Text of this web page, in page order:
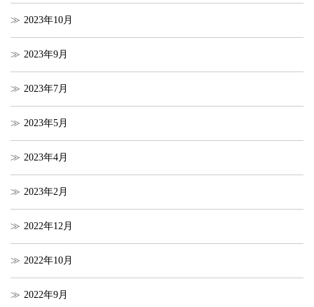
2023年10月
2023年9月
2023年7月
2023年5月
2023年4月
2023年2月
2022年12月
2022年10月
2022年9月